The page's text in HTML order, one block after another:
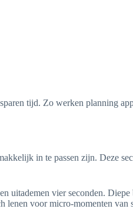
tijd. Zo werken planning
in te passen zijn. Deze
uitademen vier seconden.
lenen voor micro-momenten van